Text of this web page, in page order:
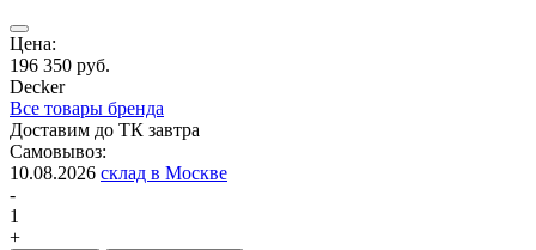
Цена:
196 350 руб.
Decker
Все товары бренда
Доставим до ТК завтра
Самовывоз:
10.08.2026 склад в Москве
-
1
+